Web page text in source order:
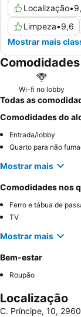
Localização•
Limpeza•9,6
Mostrar mais
Wi-fi no lobby
Todas as
Comodidades do
Entrada/lobby
Quarto para não
Mostrar mais
Comodidades nos
Ferro e tábua de
TV
Mostrar mais
Bem-estar
Roupão
Localização
C. Príncipe, 10,